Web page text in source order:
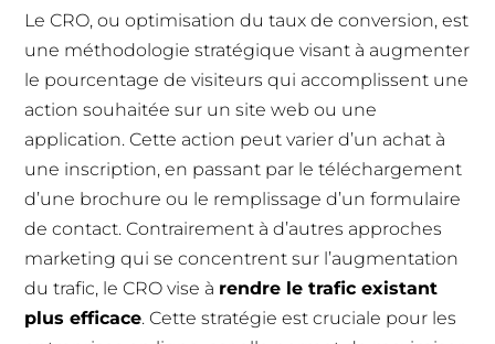
Le CRO, ou optimisation du taux de conversion, est
une méthodologie stratégique visant à augmenter
le pourcentage de visiteurs qui accomplissent une
action souhaitée sur un site web ou une
application. Cette action peut varier d’un achat à
une inscription, en passant par le téléchargement
d’une brochure ou le remplissage d’un formulaire
de contact. Contrairement à d’autres approches
marketing qui se concentrent sur l’augmentation
du trafic, le CRO vise à rendre le trafic existant
plus efficace. Cette stratégie est cruciale pour les